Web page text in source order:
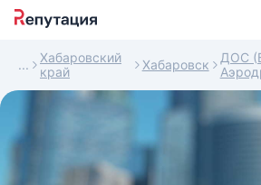
Хабаровский
край
Хабаровск
ДОС